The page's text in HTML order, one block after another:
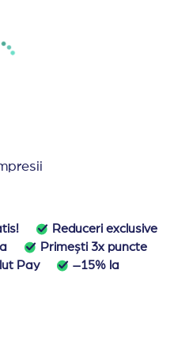
Reduceri exclusive
Primești 3x puncte
Pay
–15% la